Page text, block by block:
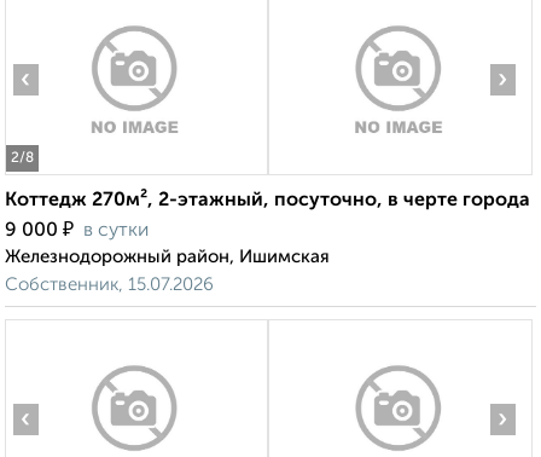
2/8
‹ ›
Коттедж 270м², 2-этажный, посуточно, в черте города
9 000 ₽ в сутки
Железнодорожный район, Ишимская
Собственник, 15.07.2026
‹ ›